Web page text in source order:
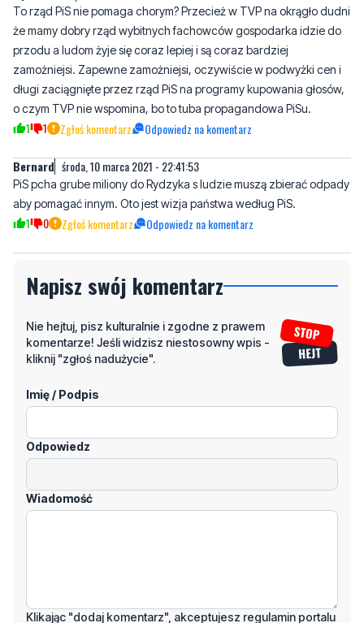
zamożniejsi. Zapewne zamożniejsi, oczywiście w podwyżki cen i
długi zaciągnięte przez rząd PiS na programy kupowania głosów,
o czym TVP nie wspomina, bo to tuba propagandowa PiSu.
1 1 Zgłoś komentarz Odpowiedz na komentarz
Bernard środa, 10 marca 2021 - 22:41:53
PiS pcha grube miliony do Rydzyka s ludzie muszą zbierać odpady
1 0 Zgłoś komentarz Odpowiedz na komentarz
Napisz swój komentarz
komentarze! Jeśli widzisz niestosowny wpis -
kliknij "zgłoś nadużycie".
Imię / Podpis
Odpowiedz
Wiadomość